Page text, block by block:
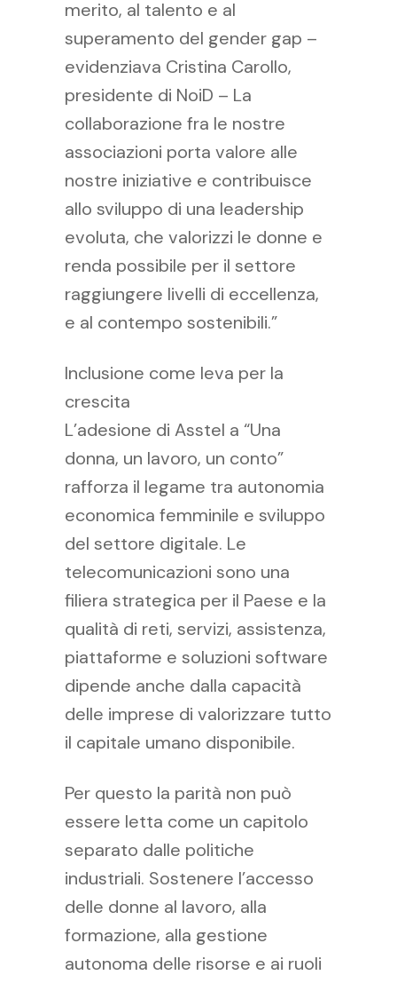
merito, al talento e al
superamento del gender gap –
evidenziava Cristina Carollo,
presidente di NoiD – La
collaborazione fra le nostre
associazioni porta valore alle
nostre iniziative e contribuisce
allo sviluppo di una leadership
evoluta, che valorizzi le donne e
renda possibile per il settore
raggiungere livelli di eccellenza,
e al contempo sostenibili.”
Inclusione come leva per la
crescita
L’adesione di Asstel a “Una
donna, un lavoro, un conto”
rafforza il legame tra autonomia
economica femminile e sviluppo
del settore digitale. Le
telecomunicazioni sono una
filiera strategica per il Paese e la
qualità di reti, servizi, assistenza,
piattaforme e soluzioni software
dipende anche dalla capacità
delle imprese di valorizzare tutto
il capitale umano disponibile.
Per questo la parità non può
essere letta come un capitolo
separato dalle politiche
industriali. Sostenere l’accesso
delle donne al lavoro, alla
formazione, alla gestione
autonoma delle risorse e ai ruoli